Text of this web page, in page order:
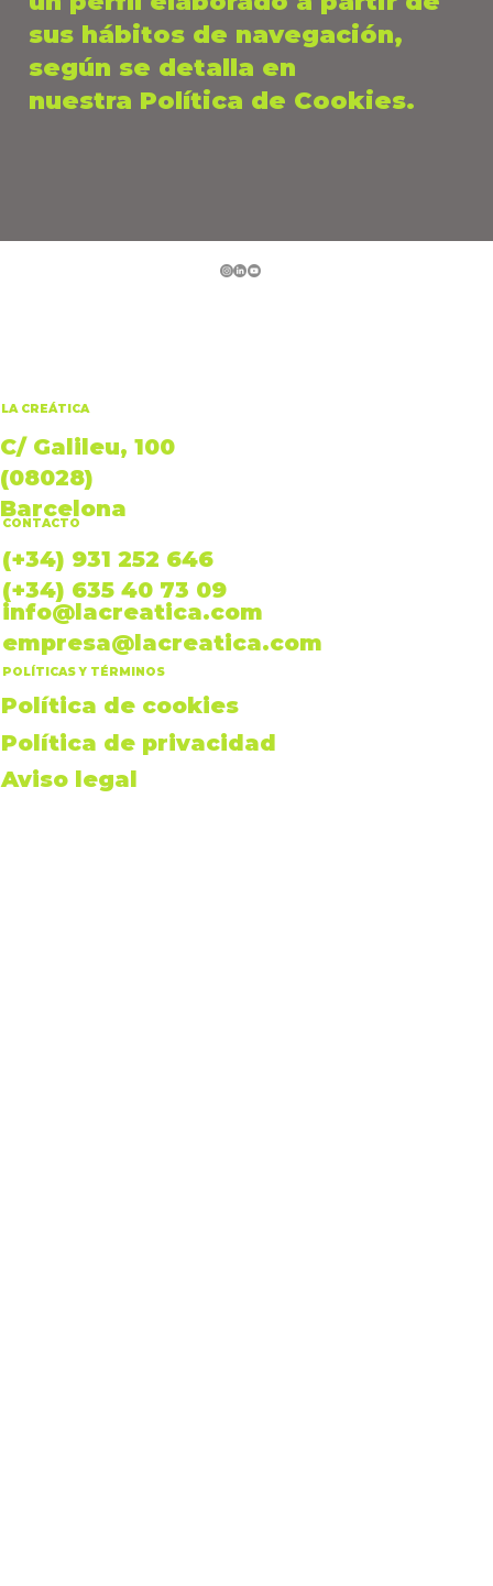
sus hábitos de navegación,
según se detalla en
nuestra Política de Cookies.
POLÍTICAS Y TÉRMINOS
Política de cookies
Política de privacidad
Aviso legal
LA CREÁTICA
C/ Galileu, 100
(08028)
Barcelona
CONTACTO
(+34) 931 252 646
(+34) 635 40 73 09
info@lacreatica.com
empresa@lacreatica.com